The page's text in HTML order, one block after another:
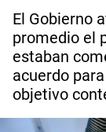
El Gobierno
promedio el
estaban
acuerdo
objetivo